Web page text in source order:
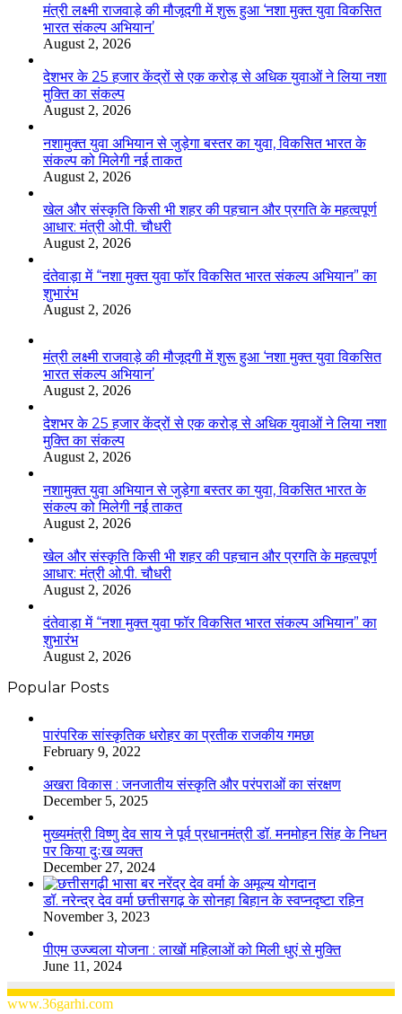
मंत्री लक्ष्मी राजवाड़े की मौजूदगी में शुरू हुआ ‘नशा मुक्त युवा विकसित
भारत संकल्प अभियान’
August 2, 2026
देशभर के 25 हजार केंद्रों से एक करोड़ से अधिक युवाओं ने लिया नशा
मुक्ति का संकल्प
August 2, 2026
नशामुक्त युवा अभियान से जुड़ेगा बस्तर का युवा, विकसित भारत के
संकल्प को मिलेगी नई ताकत
August 2, 2026
खेल और संस्कृति किसी भी शहर की पहचान और प्रगति के महत्वपूर्ण
आधार: मंत्री ओ.पी. चौधरी
August 2, 2026
दंतेवाड़ा में “नशा मुक्त युवा फॉर विकसित भारत संकल्प अभियान” का
शुभारंभ
August 2, 2026
मंत्री लक्ष्मी राजवाड़े की मौजूदगी में शुरू हुआ ‘नशा मुक्त युवा विकसित
भारत संकल्प अभियान’
August 2, 2026
देशभर के 25 हजार केंद्रों से एक करोड़ से अधिक युवाओं ने लिया नशा
मुक्ति का संकल्प
August 2, 2026
नशामुक्त युवा अभियान से जुड़ेगा बस्तर का युवा, विकसित भारत के
संकल्प को मिलेगी नई ताकत
August 2, 2026
खेल और संस्कृति किसी भी शहर की पहचान और प्रगति के महत्वपूर्ण
आधार: मंत्री ओ.पी. चौधरी
August 2, 2026
दंतेवाड़ा में “नशा मुक्त युवा फॉर विकसित भारत संकल्प अभियान” का
शुभारंभ
August 2, 2026
Popular Posts
​​​​​​​पारंपरिक सांस्कृतिक धरोहर का प्रतीक राजकीय गमछा
February 9, 2022
अखरा विकास : जनजातीय संस्कृति और परंपराओं का संरक्षण
December 5, 2025
मुख्यमंत्री विष्णु देव साय ने पूर्व प्रधानमंत्री डॉ. मनमोहन सिंह के निधन
पर किया दुःख व्यक्त
December 27, 2024
डॉ. नरेन्द्र देव वर्मा छत्तीसगढ़ के सोनहा बिहान के स्वप्नदृष्टा रहिन
November 3, 2023
पीएम उज्ज्वला योजना : लाखों महिलाओं को मिली धुएं से मुक्ति
June 11, 2024
www.36garhi.com